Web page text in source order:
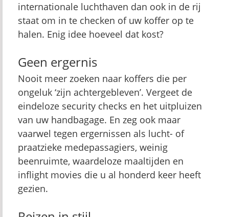
internationale luchthaven dan ook in de rij
staat om in te checken of uw koffer op te
halen. Enig idee hoeveel dat kost?
Geen ergernis
Nooit meer zoeken naar koffers die per
ongeluk ‘zijn achtergebleven’. Vergeet de
eindeloze security checks en het uitpluizen
van uw handbagage. En zeg ook maar
vaarwel tegen ergernissen als lucht- of
praatzieke medepassagiers, weinig
beenruimte, waardeloze maaltijden en
inflight movies die u al honderd keer heeft
gezien.